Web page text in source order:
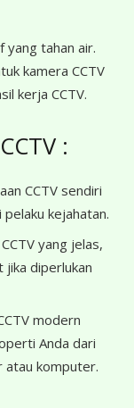
tahan air.
kamera CCTV
kerja CCTV.
:
CCTV sendiri
kejahatan.
yang jelas,
jika diperlukan
modern
Anda dari
atau komputer.